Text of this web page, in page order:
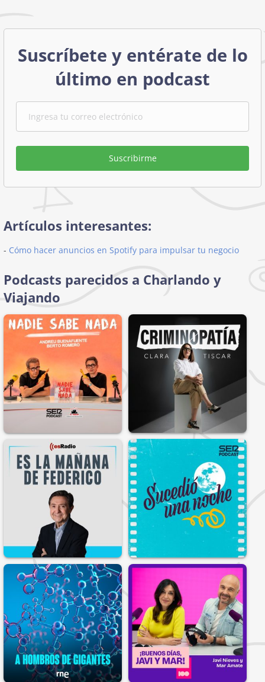
Suscríbete y entérate de lo
último en podcast
Suscribirme
Artículos interesantes:
- Cómo hacer anuncios en Spotify para impulsar tu negocio
Podcasts parecidos a Charlando y
Viajando